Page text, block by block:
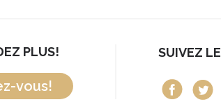
PLUS!
vous!
SUIVEZ LE